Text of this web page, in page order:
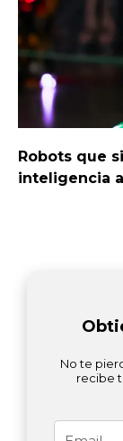
Robots que
inteligencia
No te
recibe